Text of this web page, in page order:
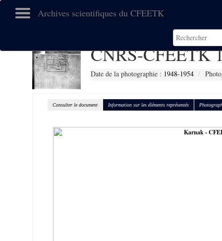
Archives scientifiques du CFEETK
CNRS-CFEETK
Date de la photographie : 1948-1954
Consulter le document Information sur les éléments représentés